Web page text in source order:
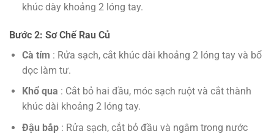
khúc dày khoảng 2 lóng tay.
Bước 2: Sơ Chế Rau Củ
Cà tím : Rửa sạch, cắt khúc dài khoảng 2 lóng tay và bổ
dọc làm tư.
Khổ qua : Cắt bỏ hai đầu, móc sạch ruột và cắt thành
khúc dài khoảng 2 lóng tay.
Đậu bắp : Rửa sạch, cắt bỏ đầu và ngâm trong nước